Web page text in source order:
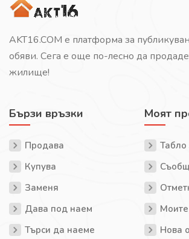
AKT16.COM е платформа за
обяви. Сега е още по-лесно да
жилище!
Бързи връзки
Продава
Купува
Заменя
Дава под наем
Търси да наеме
Моят
Табло
Нова